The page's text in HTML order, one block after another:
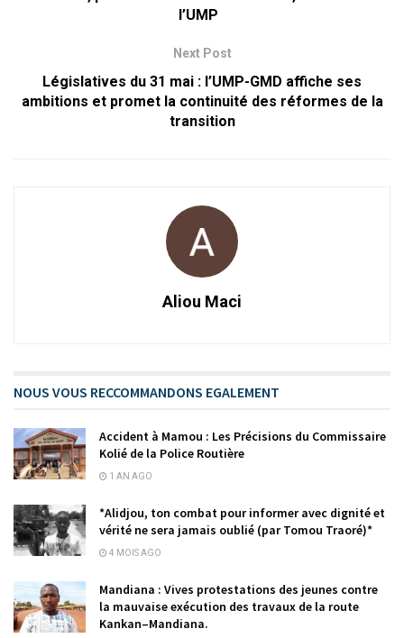
l’UMP
Next Post
Législatives du 31 mai : l’UMP-GMD affiche ses
ambitions et promet la continuité des réformes de la
transition
Aliou Maci
NOUS VOUS RECCOMMANDONS EGALEMENT
Accident à Mamou : Les Précisions du Commissaire
Kolié de la Police Routière
1 AN AGO
*Alidjou, ton combat pour informer avec dignité et
vérité ne sera jamais oublié (par Tomou Traoré)*
4 MOIS AGO
Mandiana : Vives protestations des jeunes contre
la mauvaise exécution des travaux de la route
Kankan–Mandiana.